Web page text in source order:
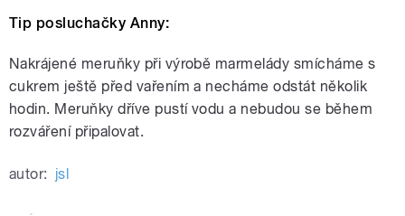
Tip posluchačky Anny:
Nakrájené meruňky při výrobě marmelády smícháme s
cukrem ještě před vařením a necháme odstát několik
hodin. Meruňky dříve pustí vodu a nebudou se během
rozváření připalovat.
autor: jsl